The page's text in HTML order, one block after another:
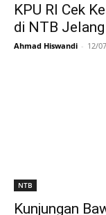
KPU RI Cek
di NTB
Ahmad Hiswandi - 12/
NTB
Kunjungan